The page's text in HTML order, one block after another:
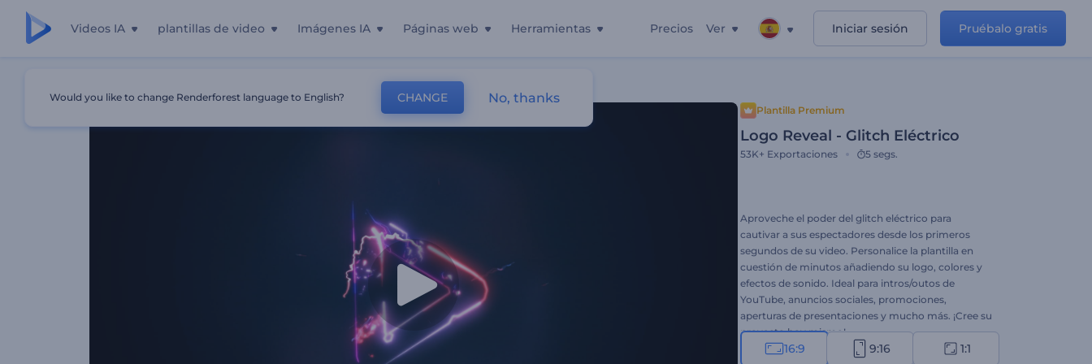
Videos IA plantillas de video Imágenes IA Páginas web Herramientas Precios Ver Iniciar sesión Pruébalo gratis
Plantilla Premium
Logo Reveal - Glitch Eléctrico
53K+ Exportaciones 5 segs.
Aproveche el poder del glitch eléctrico para
cautivar a sus espectadores desde los primeros
segundos de su video. Personalice la plantilla en
cuestión de minutos añadiendo su logo, colores y
efectos de sonido. Ideal para intros/outos de
YouTube, anuncios sociales, promociones,
aperturas de presentaciones y mucho más. ¡Cree su
proyecto hoy mismo!
16:9 9:16 1:1
Would you like to change Renderforest language to English? CHANGE No, thanks